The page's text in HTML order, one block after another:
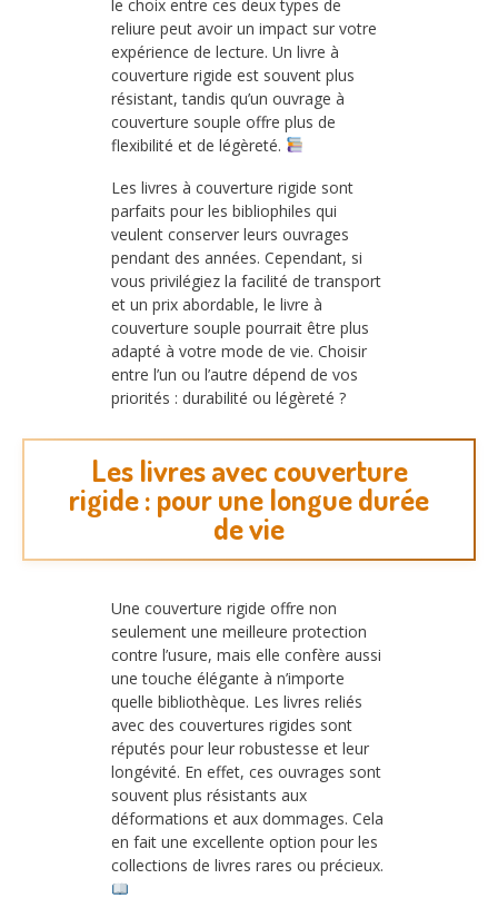
le choix entre ces deux types de
reliure peut avoir un impact sur votre
expérience de lecture. Un livre à
couverture rigide est souvent plus
résistant, tandis qu’un ouvrage à
couverture souple offre plus de
flexibilité et de légèreté.
Les livres à couverture rigide sont
parfaits pour les bibliophiles qui
veulent conserver leurs ouvrages
pendant des années. Cependant, si
vous privilégiez la facilité de transport
et un prix abordable, le livre à
couverture souple pourrait être plus
adapté à votre mode de vie. Choisir
entre l’un ou l’autre dépend de vos
priorités : durabilité ou légèreté ?
Les livres avec couverture
rigide : pour une longue durée
de vie
Une couverture rigide offre non
seulement une meilleure protection
contre l’usure, mais elle confère aussi
une touche élégante à n’importe
quelle bibliothèque. Les livres reliés
avec des couvertures rigides sont
réputés pour leur robustesse et leur
longévité. En effet, ces ouvrages sont
souvent plus résistants aux
déformations et aux dommages. Cela
en fait une excellente option pour les
collections de livres rares ou précieux.